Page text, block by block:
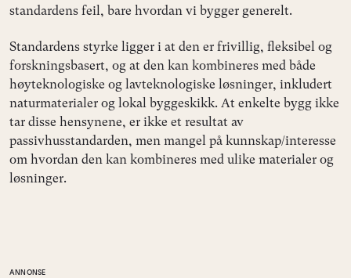
standardens feil, bare hvordan vi bygger generelt.
Standardens styrke ligger i at den er frivillig, fleksibel og
forskningsbasert, og at den kan kombineres med både
høyteknologiske og lavteknologiske løsninger, inkludert
naturmaterialer og lokal byggeskikk. At enkelte bygg ikke
tar disse hensynene, er ikke et resultat av
passivhusstandarden, men mangel på kunnskap/interesse
om hvordan den kan kombineres med ulike materialer og
løsninger.
ANNONSE